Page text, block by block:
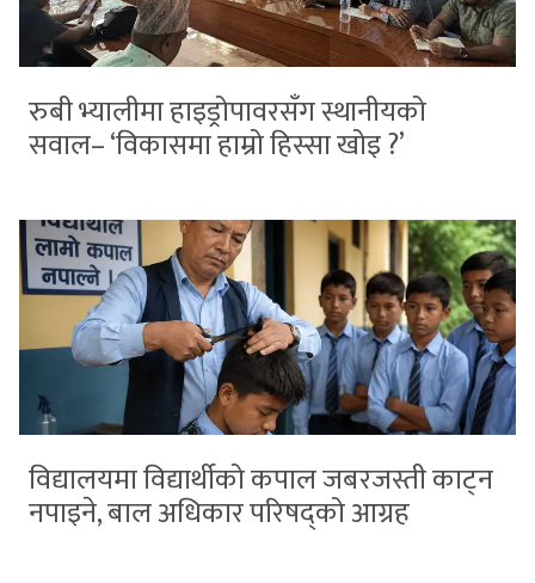
रुबी भ्यालीमा हाइड्रोपावरसँग स्थानीयको
सवाल– ‘विकासमा हाम्रो हिस्सा खोइ ?’
विद्यालयमा विद्यार्थीको कपाल जबरजस्ती काट्न
नपाइने, बाल अधिकार परिषद्को आग्रह